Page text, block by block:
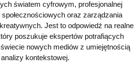
światem cyfrowym, profesjonalnej
oraz zarządzania
Jest to odpowiedź na realne
poszukuje ekspertów potrafiących
nowych mediów z umiejętnością
kontekstowej.